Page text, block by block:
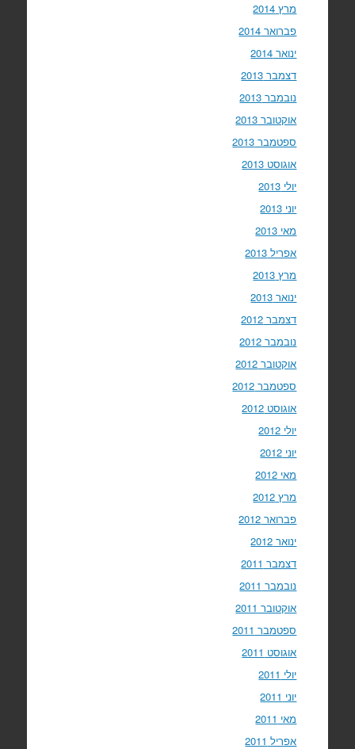
מרץ 2014
פברואר 2014
ינואר 2014
דצמבר 2013
נובמבר 2013
אוקטובר 2013
ספטמבר 2013
אוגוסט 2013
יולי 2013
יוני 2013
מאי 2013
אפריל 2013
מרץ 2013
ינואר 2013
דצמבר 2012
נובמבר 2012
אוקטובר 2012
ספטמבר 2012
אוגוסט 2012
יולי 2012
יוני 2012
מאי 2012
מרץ 2012
פברואר 2012
ינואר 2012
דצמבר 2011
נובמבר 2011
אוקטובר 2011
ספטמבר 2011
אוגוסט 2011
יולי 2011
יוני 2011
מאי 2011
אפריל 2011